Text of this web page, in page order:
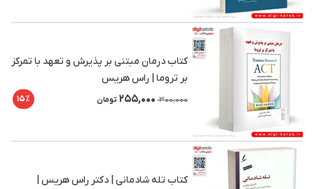
کتاب درمان مبتنی بر پذیرش و تعهد با تمرکز
بر تروما | راس هریس
300,000
255,000 تومان 15٪
کتاب تله شادمانی | دکتر راس هریس |